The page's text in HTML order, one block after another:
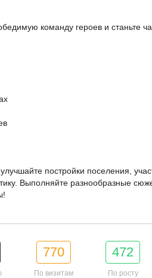
команду героев и станьте
постройки поселения,
Выполняйте разнообразные
770
По визитам
472
По росту